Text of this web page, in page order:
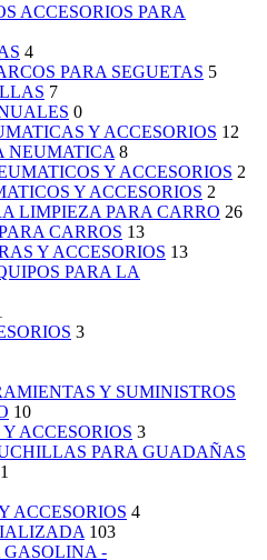
ACCESORIOS PARA
4
PARA SEGUETAS 5
7
0
Y ACCESORIOS 12
NEUMATICA 8
Y ACCESORIOS 2
Y ACCESORIOS 2
LIMPIEZA PARA CARRO 26
CARROS 13
Y ACCESORIOS 13
PARA LA
3
Y SUMINISTROS
10
ACCESORIOS 3
PARA GUADAÑAS
1
ACCESORIOS 4
103
GASOLINA -